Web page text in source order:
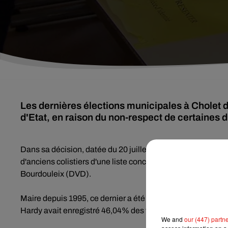
Les dernières élections municipales à Cholet
d'Etat, en raison du non-respect de certaines
Dans sa décision, datée du 20 juillet, le Conseil d'Etat
d'anciens colistiers d'une liste concurrente par Anne
Bourdouleix (DVD).
Maire depuis 1995, ce dernier a été réélu en juin 2020
Hardy avait enregistré 46,04% des voix.
We and our (447)